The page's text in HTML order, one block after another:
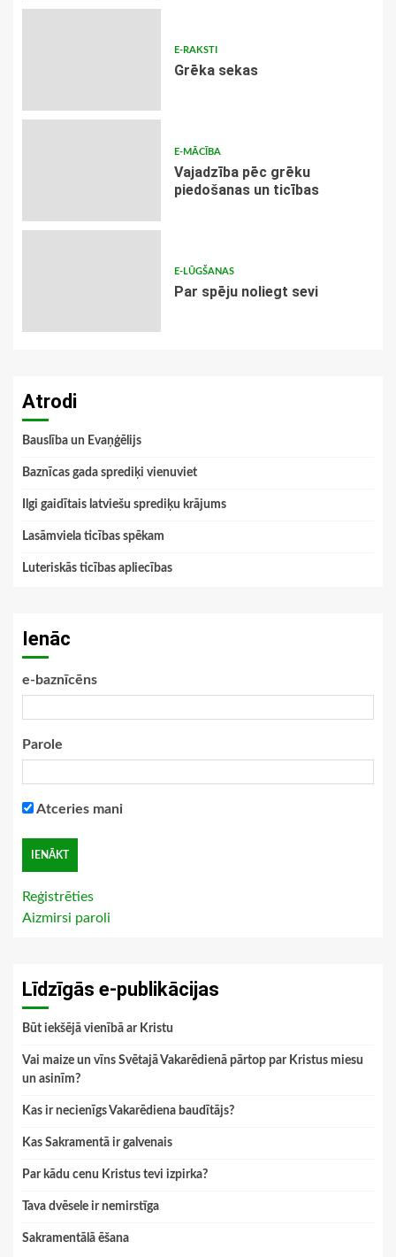
E-RAKSTI
Grēka sekas
E-MĀCĪBA
Vajadzība pēc grēku
piedošanas un ticības
E-LŪGŠANAS
Par spēju noliegt sevi
Atrodi
Bauslība un Evaņģēlijs
Baznīcas gada sprediķi vienuviet
Ilgi gaidītais latviešu sprediķu krājums
Lasāmviela ticības spēkam
Luteriskās ticības apliecības
Ienāc
e-baznīcēns
Parole
Atceries mani
Reģistrēties
Aizmirsi paroli
Līdzīgās e-publikācijas
Būt iekšējā vienībā ar Kristu
Vai maize un vīns Svētajā Vakarēdienā pārtop par Kristus miesu
un asinīm?
Kas ir necienīgs Vakarēdiena baudītājs?
Kas Sakramentā ir galvenais
Par kādu cenu Kristus tevi izpirka?
Tava dvēsele ir nemirstīga
Sakramentālā ēšana